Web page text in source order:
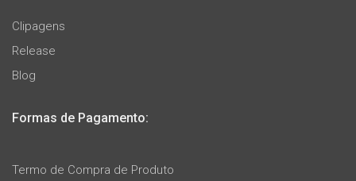
Clipagens
Release
Blog
Formas de Pagamento:
Termo de Compra de Produto